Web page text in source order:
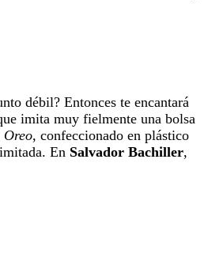
débil? Entonces te encantará
imita muy fielmente una bolsa
Oreo, confeccionado en plástico
En Salvador Bachiller,